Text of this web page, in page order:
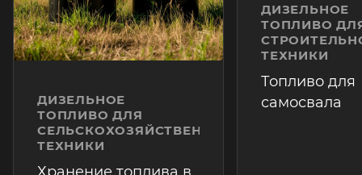
ДИЗЕЛЬНОЕ
ТОПЛИВО ДЛЯ
СЕЛЬСКОХОЗЯЙСТВЕННОЙ
ТЕХНИКИ
ДИЗЕЛЬНОЕ
ТОПЛИВО
ТЕХНИКИ
Топливо для
самосвала